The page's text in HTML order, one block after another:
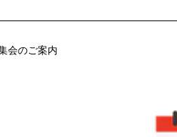
会のご案内